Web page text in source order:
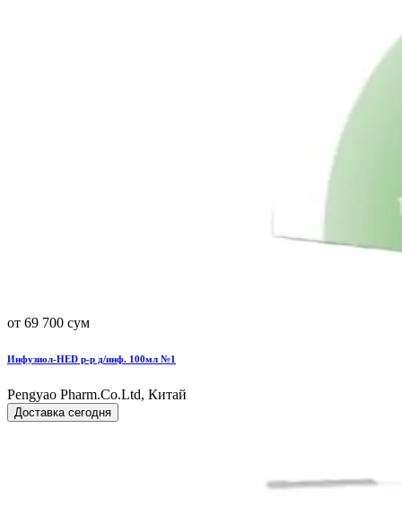
от 69 700 сум
Инфузиол-HED р-р д/инф. 100мл №1
Pengyao Pharm.Co.Ltd, Китай
Доставка сегодня